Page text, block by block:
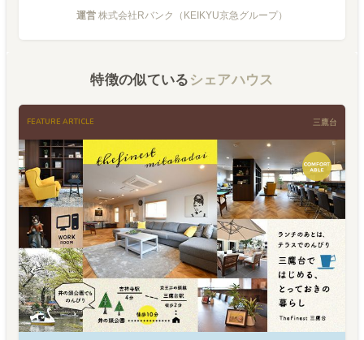
運営 株式会社Rバンク（KEIKYU京急グループ）
特徴の似ている シェアハウス
FEATURE ARTICLE 三鷹台